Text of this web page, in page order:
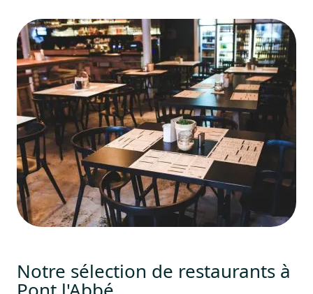
Notre sélection de restaurants à